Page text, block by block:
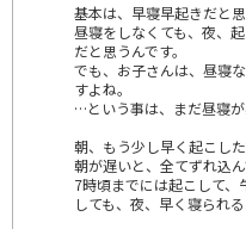
基本は、早寝早起きだと思
昼寝をしなくても、夜、
だと思うんです。
でも、お子さんは、昼寝
すよね。
…という事は、まだ昼寝が
朝、もう少し早く起こし
朝が遅いと、全てずれ込
7時頃までには起こして
しても、夜、早く寝られ